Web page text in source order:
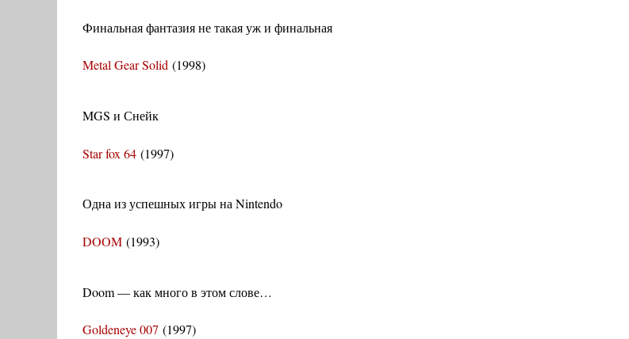
Финальная фантазия не такая уж и финальная
Metal Gear Solid (1998)
MGS и Снейк
Star fox 64 (1997)
Одна из успешных игры на Nintendo
DOOM (1993)
Doom — как много в этом слове…
Goldeneye 007 (1997)